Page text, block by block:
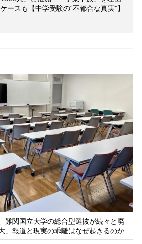
ースも【中学受験の“不都合な真実”】
難関国立大学の総合型選抜が続々と廃
」報道と現実の乖離はなぜ起きるのか